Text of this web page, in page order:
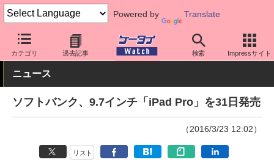
Powered by Translate
カテゴリ 過去記事 検索 Impressサイト
ケータイ Watch OS iPhone (iOS)
ニュース
ソフトバンク、9.7インチ「iPad Pro」を31日発売
（2016/3/23 12:02）
リスト